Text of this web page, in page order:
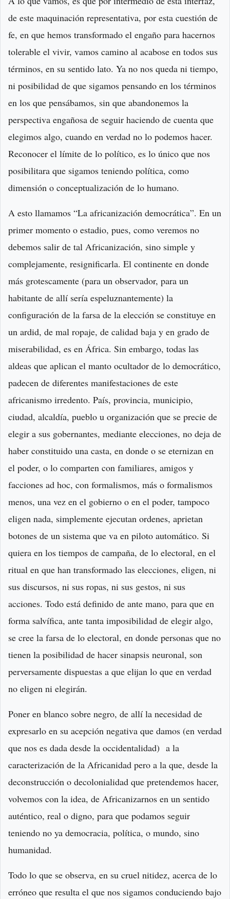
de este maquinación representativa, por esta cuestión de
fe, en que hemos transformado el engaño para hacernos
tolerable el vivir, vamos camino al acabose en todos sus
términos, en su sentido lato. Ya no nos queda ni tiempo,
ni posibilidad de que sigamos pensando en los términos
en los que pensábamos, sin que abandonemos la
perspectiva engañosa de seguir haciendo de cuenta que
elegimos algo, cuando en verdad no lo podemos hacer.
Reconocer el límite de lo político, es lo único que nos
posibilitara que sigamos teniendo política, como
dimensión o conceptualización de lo humano.
A esto llamamos “La africanización democrática”. En un
primer momento o estadio, pues, como veremos no
debemos salir de tal Africanización, sino simple y
complejamente, resignificarla. El continente en donde
más grotescamente (para un observador, para un
habitante de allí sería espeluznantemente) la
configuración de la farsa de la elección se constituye en
un ardid, de mal ropaje, de calidad baja y en grado de
miserabilidad, es en África. Sin embargo, todas las
aldeas que aplican el manto ocultador de lo democrático,
padecen de diferentes manifestaciones de este
africanismo irredento. País, provincia, municipio,
ciudad, alcaldía, pueblo u organización que se precie de
elegir a sus gobernantes, mediante elecciones, no deja de
haber constituido una casta, en donde o se eternizan en
el poder, o lo comparten con familiares, amigos y
facciones ad hoc, con formalismos, más o formalismos
menos, una vez en el gobierno o en el poder, tampoco
eligen nada, simplemente ejecutan ordenes, aprietan
botones de un sistema que va en piloto automático. Si
quiera en los tiempos de campaña, de lo electoral, en el
ritual en que han transformado las elecciones, eligen, ni
sus discursos, ni sus ropas, ni sus gestos, ni sus
acciones. Todo está definido de ante mano, para que en
forma salvífica, ante tanta imposibilidad de elegir algo,
se cree la farsa de lo electoral, en donde personas que no
tienen la posibilidad de hacer sinapsis neuronal, son
perversamente dispuestas a que elijan lo que en verdad
no eligen ni elegirán.
Poner en blanco sobre negro, de allí la necesidad de
expresarlo en su acepción negativa que damos (en verdad
que nos es dada desde la occidentalidad) a la
caracterización de la Africanidad pero a la que, desde la
deconstrucción o decolonialidad que pretendemos hacer,
volvemos con la idea, de Africanizarnos en un sentido
auténtico, real o digno, para que podamos seguir
teniendo no ya democracia, política, o mundo, sino
humanidad.
Todo lo que se observa, en su cruel nitidez, acerca de lo
erróneo que resulta el que nos sigamos conduciendo bajo